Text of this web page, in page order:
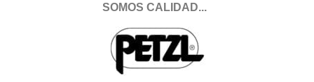
SOMOS CALIDAD...